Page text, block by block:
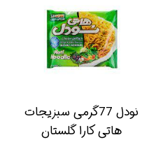
نودل 77گرمی سبزیجات
هاتی کارا گلستان